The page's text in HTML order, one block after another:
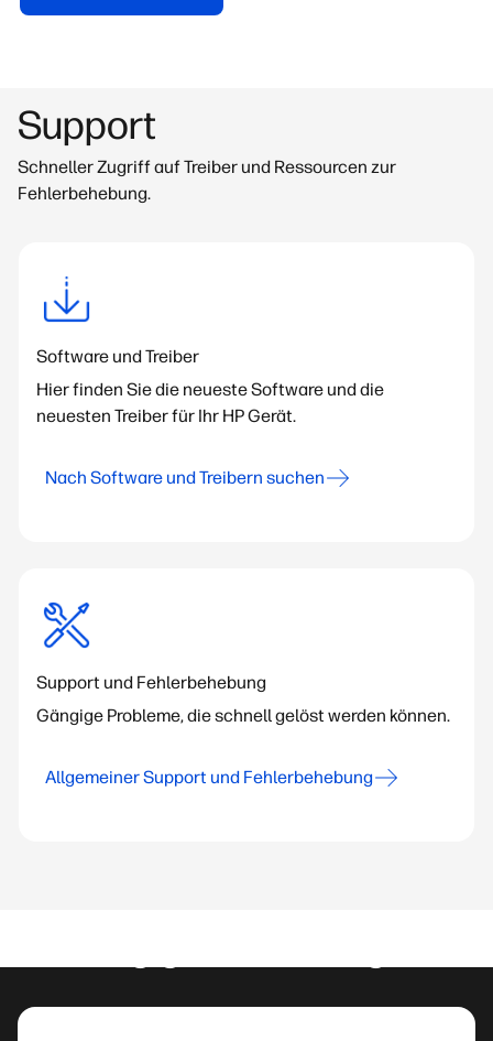
Support
Schneller Zugriff auf Treiber und Ressourcen zur
Fehlerbehebung.
Software und Treiber
Hier finden Sie die neueste Software und die
neuesten Treiber für Ihr HP Gerät.
Nach Software und Treibern suchen
Support und Fehlerbehebung
Gängige Probleme, die schnell gelöst werden können.
Allgemeiner Support und Fehlerbehebung